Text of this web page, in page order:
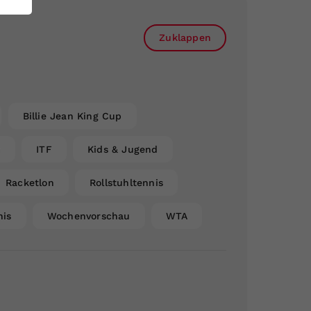
Zuklappen
Billie Jean King Cup
ITF Kids & Jugend
Racketlon Rollstuhltennis
Wochenvorschau WTA